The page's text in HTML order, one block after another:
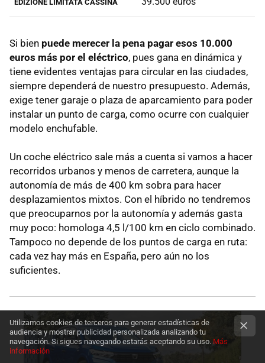
EDIZIONE LIMITATA CASSINA
Si bien puede merecer la pena pagar esos 10.000
euros más por el eléctrico, pues gana en dinámica y
tiene evidentes ventajas para circular en las ciudades,
siempre dependerá de nuestro presupuesto. Además,
exige tener garaje o plaza de aparcamiento para poder
instalar un punto de carga, como ocurre con cualquier
modelo enchufable.
Un coche eléctrico sale más a cuenta si vamos a hacer
recorridos urbanos y menos de carretera, aunque la
autonomía de más de 400 km sobra para hacer
desplazamientos mixtos. Con el híbrido no tendremos
que preocuparnos por la autonomía y además gasta
muy poco: homologa 4,5 l/100 km en ciclo combinado.
Tampoco no depende de los puntos de carga en ruta:
cada vez hay más en España, pero aún no los
suficientes.
Utilizamos cookies de terceros para generar estadísticas de
audiencia y mostrar publicidad personalizada analizando tu
navegación. Si sigues navegando estarás aceptando su uso. Más
información